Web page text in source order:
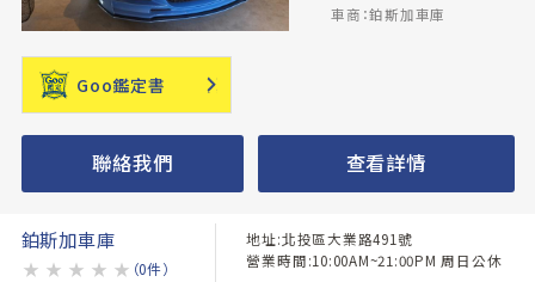
車商：鉑斯加車庫
Goo鑑定書
聯絡我們 查看詳情
鉑斯加車庫
★ ★ ★ ★ ★ （0件）
地址:北投區大業路491號
營業時間:10:00AM~21:00PM 周日公休